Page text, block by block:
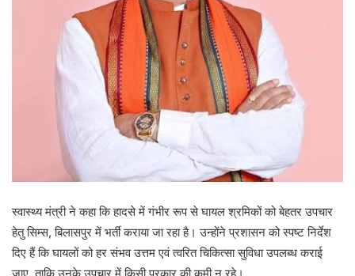
स्वास्थ्य मंत्री ने कहा कि हादसे में गंभीर रूप से घायल श्रमिकों को बेहतर उपचार
हेतु सिम्स, बिलासपुर में भर्ती कराया जा रहा है। उन्होंने प्रशासन को स्पष्ट निर्देश
दिए हैं कि घायलों को हर संभव उत्तम एवं त्वरित चिकित्सा सुविधा उपलब्ध कराई